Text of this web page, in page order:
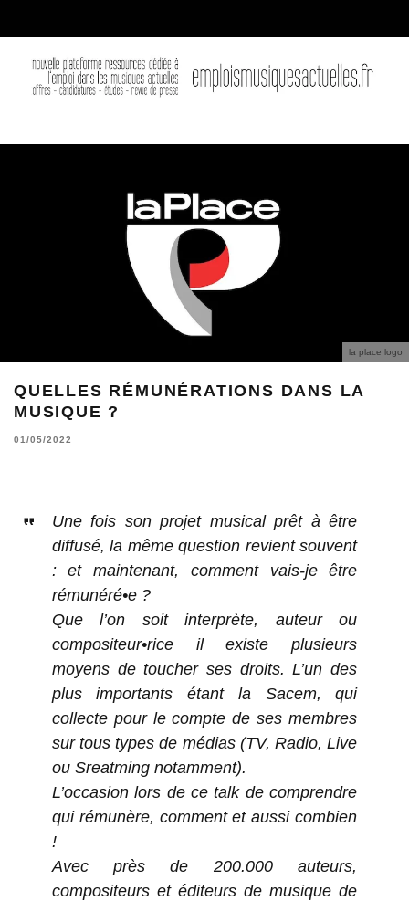
la place logo
QUELLES RÉMUNÉRATIONS DANS LA
MUSIQUE ?
01/05/2022
Une fois son projet musical prêt à être
diffusé, la même question revient souvent
: et maintenant, comment vais-je être
rémunéré•e ?
Que l’on soit interprète, auteur ou
compositeur•rice il existe plusieurs
moyens de toucher ses droits. L’un des
plus importants étant la Sacem, qui
collecte pour le compte de ses membres
sur tous types de médias (TV, Radio, Live
ou Sreatming notamment).
L’occasion lors de ce talk de comprendre
qui rémunère, comment et aussi combien
!
Avec près de 200.000 auteurs,
compositeurs et éditeurs de musique de